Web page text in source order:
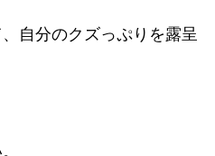
自分のクズっぷりを露呈